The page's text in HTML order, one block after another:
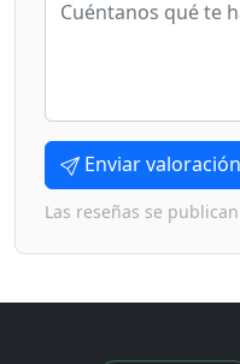
Enviar valoración
Las reseñas se